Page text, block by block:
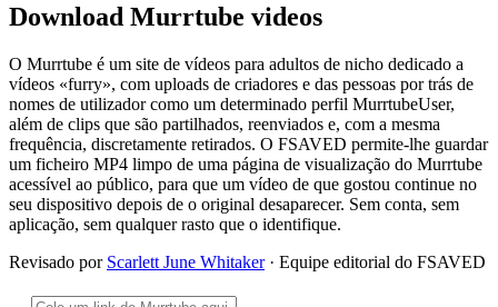
Download Murrtube videos
O Murrtube é um site de vídeos para adultos de nicho dedicado a
vídeos «furry», com uploads de criadores e das pessoas por trás de
nomes de utilizador como um determinado perfil MurrtubeUser,
além de clips que são partilhados, reenviados e, com a mesma
frequência, discretamente retirados. O FSAVED permite-lhe guardar
um ficheiro MP4 limpo de uma página de visualização do Murrtube
acessível ao público, para que um vídeo de que gostou continue no
seu dispositivo depois de o original desaparecer. Sem conta, sem
aplicação, sem qualquer rasto que o identifique.
Revisado por Scarlett June Whitaker· Equipe editorial do FSAVED